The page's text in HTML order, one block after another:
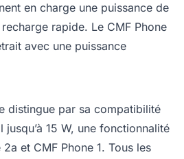
en charge une puissance de
rapide. Le CMF Phone
avec une puissance
distingue par sa compatibilité
15 W, une fonctionnalité
et CMF Phone 1. Tous les